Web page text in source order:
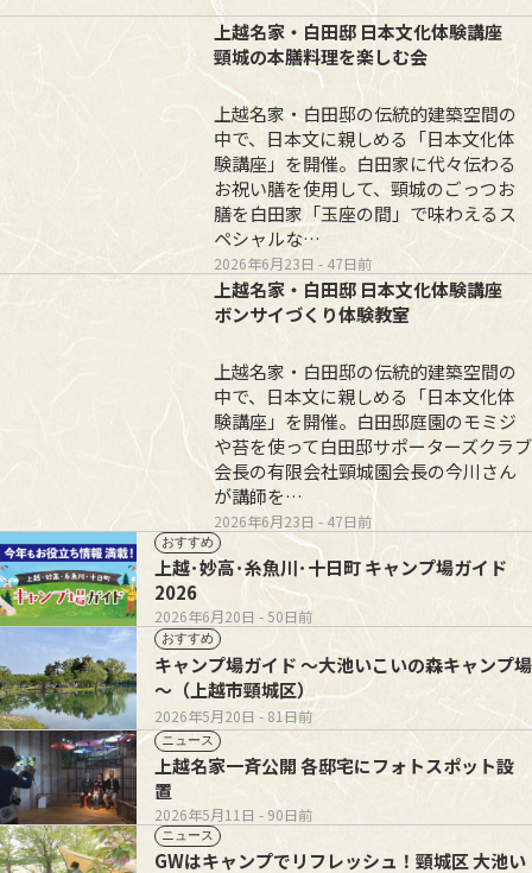
2026年6月23日 - 47日前
上越名家・白田邸 日本文化体験講座
頸城の本膳料理を楽しむ会
上越名家・白田邸の伝統的建築空間の
中で、日本文に親しめる「日本文化体
験講座」を開催。白田家に代々伝わる
お祝い膳を使用して、頸城のごっつお
膳を白田家「玉座の間」で味わえるス
ペシャルな…
2026年6月23日 - 47日前
上越名家・白田邸 日本文化体験講座
ボンサイづくり体験教室
上越名家・白田邸の伝統的建築空間の
中で、日本文に親しめる「日本文化体
験講座」を開催。白田邸庭園のモミジ
や苔を使って白田邸サポーターズクラブ
会長の有限会社頸城園会長の今川さん
が講師を…
おすすめ
2026年6月20日 - 50日前
上越･妙高･糸魚川･十日町 キャンプ場ガイド
2026
おすすめ
2026年5月20日 - 81日前
キャンプ場ガイド ～大池いこいの森キャンプ場
～（上越市頸城区）
ニュース
2026年5月11日 - 90日前
上越名家一斉公開 各邸宅にフォトスポット設
置
ニュース
GWはキャンプでリフレッシュ！頸城区 大池い